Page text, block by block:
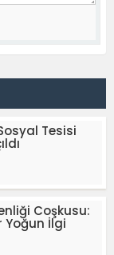
Tesisi
Coşkusu:
Yoğun İlgi